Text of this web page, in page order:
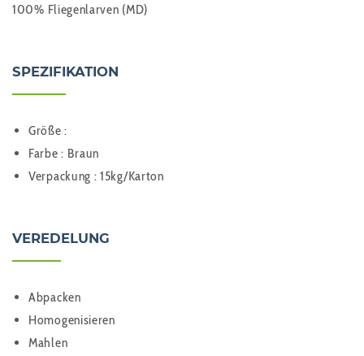
100% Fliegenlarven (MD)
SPEZIFIKATION
Größe :
Farbe : Braun
Verpackung : 15kg/Karton
VEREDELUNG
Abpacken
Homogenisieren
Mahlen